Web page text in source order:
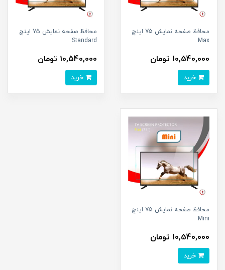
محافظ صفحه نمایش 75 اینچ
Max
10,540,000 تومان
محافظ صفحه نمایش 75 اینچ
Standard
10,540,000 تومان
محافظ صفحه نمایش 75 اینچ
Mini
10,540,000 تومان